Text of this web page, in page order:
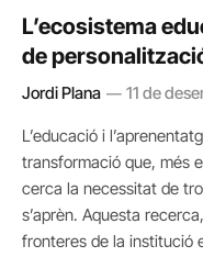
L’ecosistema
de
Jordi Plana 11 de
L’educació i
transformació que, més
cerca la necessitat de
s’aprèn. Aquesta
fronteres de la institució